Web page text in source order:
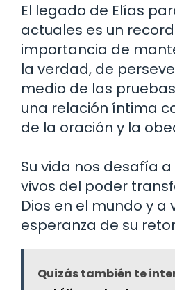
El legado de Elías
actuales es un
importancia de
la verdad, de
medio de las
una relación íntima
de la oración y la
Su vida nos desafía
vivos del poder
Dios en el mundo y a
esperanza de su
Quizás también te